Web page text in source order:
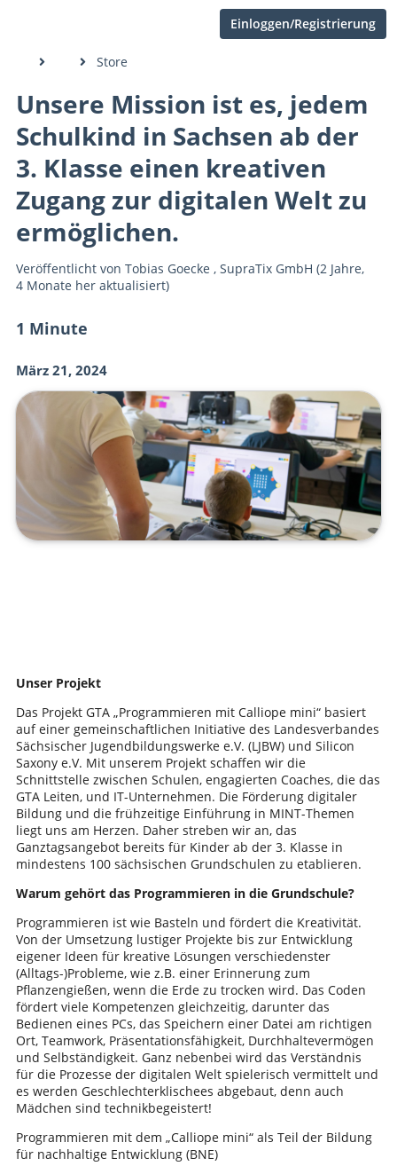
Einloggen/Registrierung
Store
1 Minute
März 21, 2024
Unsere Mission ist es, jedem
Schulkind in Sachsen ab der
3. Klasse einen kreativen
Zugang zur digitalen Welt zu
ermöglichen.
Veröffentlicht von Tobias Goecke , SupraTix GmbH (2 Jahre,
4 Monate her aktualisiert)
Unser Projekt
Das Projekt GTA „Programmieren mit Calliope mini“ basiert
auf einer gemeinschaftlichen Initiative des Landesverbandes
Sächsischer Jugendbildungswerke e.V. (LJBW) und Silicon
Saxony e.V. Mit unserem Projekt schaffen wir die
Schnittstelle zwischen Schulen, engagierten Coaches, die das
GTA Leiten, und IT-Unternehmen. Die Förderung digitaler
Bildung und die frühzeitige Einführung in MINT-Themen
liegt uns am Herzen. Daher streben wir an, das
Ganztagsangebot bereits für Kinder ab der 3. Klasse in
mindestens 100 sächsischen Grundschulen zu etablieren.
Warum gehört das Programmieren in die Grundschule?
Programmieren ist wie Basteln und fördert die Kreativität.
Von der Umsetzung lustiger Projekte bis zur Entwicklung
eigener Ideen für kreative Lösungen verschiedenster
(Alltags-)Probleme, wie z.B. einer Erinnerung zum
Pflanzengießen, wenn die Erde zu trocken wird. Das Coden
fördert viele Kompetenzen gleichzeitig, darunter das
Bedienen eines PCs, das Speichern einer Datei am richtigen
Ort, Teamwork, Präsentationsfähigkeit, Durchhaltevermögen
und Selbständigkeit. Ganz nebenbei wird das Verständnis
für die Prozesse der digitalen Welt spielerisch vermittelt und
es werden Geschlechterklischees abgebaut, denn auch
Mädchen sind technikbegeistert!
Programmieren mit dem „Calliope mini“ als Teil der Bildung
für nachhaltige Entwicklung (BNE)